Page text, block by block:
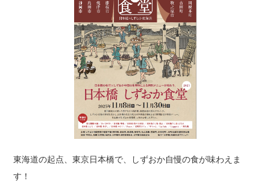
東海道の起点、東京日本橋で、しずおか自慢の食が味わえま
す！